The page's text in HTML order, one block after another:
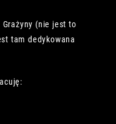
(nie jest to
tam dedykowana